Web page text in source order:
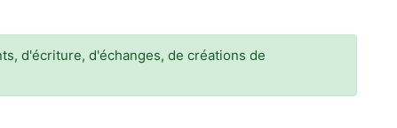
d'écriture, d'échanges, de créations de